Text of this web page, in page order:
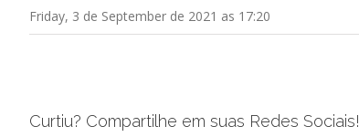
Friday, 3 de September de 2021 as 17:20
Curtiu? Compartilhe em suas Redes Sociais!